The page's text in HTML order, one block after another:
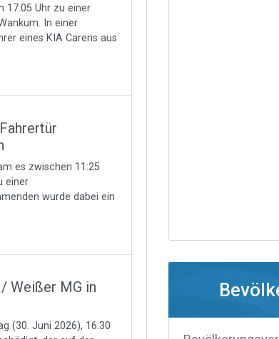
17.05 Uhr zu einer
In einer
eines KIA Carens aus
es zwischen 11:25
einer
wurde dabei ein
Weißer MG in
(30. Juni 2026), 16:30